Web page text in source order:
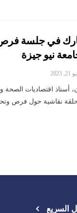
في جلسة
نيو جيزة
2023
أستاذ اقتصاديات الصحة
حلقة نقاشية حول فرص
السريع